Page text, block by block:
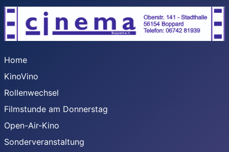
Home
KinoVino
Rollenwechsel
Filmstunde am Donnerstag
Open-Air-Kino
Sonderveranstaltung